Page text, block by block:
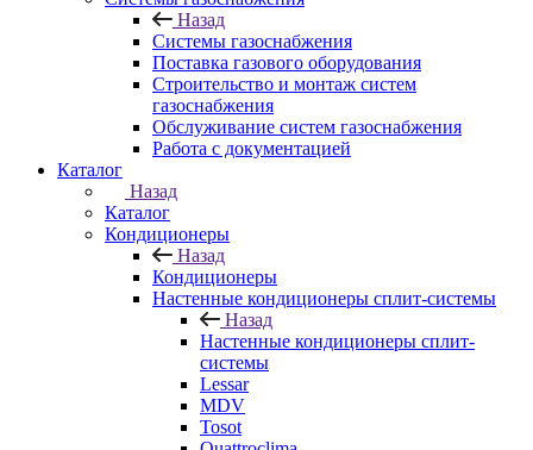
Назад
Системы газоснабжения
Поставка газового оборудования
Строительство и монтаж систем
газоснабжения
Обслуживание систем газоснабжения
Работа с документацией
Каталог
Назад
Каталог
Кондиционеры
Назад
Кондиционеры
Настенные кондиционеры сплит-системы
Назад
Настенные кондиционеры сплит-
системы
Lessar
MDV
Tosot